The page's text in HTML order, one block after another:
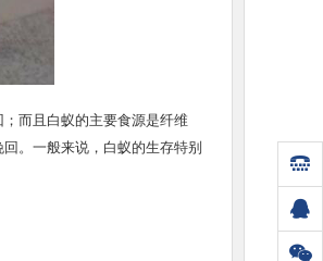
而且白蚁的主要食源是纤维
。一般来说，白蚁的生存特别